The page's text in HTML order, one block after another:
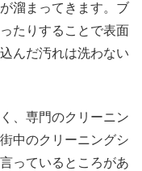
溜まってきます。ブ
たりすることで表面
んだ汚れは洗わない
、専門のクリーニン
中のクリーニングシ
っているところがあ